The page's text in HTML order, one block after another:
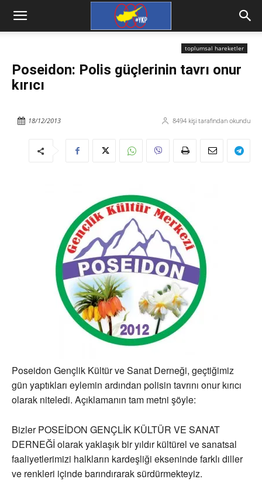
toplumsal hareketler
Poseidon: Polis güçlerinin tavrı onur
kırıcı
8494 kişi tarafından okundu
18/12/2013
Poseidon Gençlik Kültür ve Sanat Derneği, geçtiğimiz
gün yaptıkları eylemin ardından polisin tavrını onur kırıcı
olarak niteledi. Açıklamanın tam metni şöyle:
Bizler POSEİDON GENÇLİK KÜLTÜR VE SANAT
DERNEĞİ olarak yaklaşık bir yıldır kültürel ve sanatsal
faaliyetlerimizi halkların kardeşliği ekseninde farklı diller
ve renkleri içinde barındırarak sürdürmekteyiz.